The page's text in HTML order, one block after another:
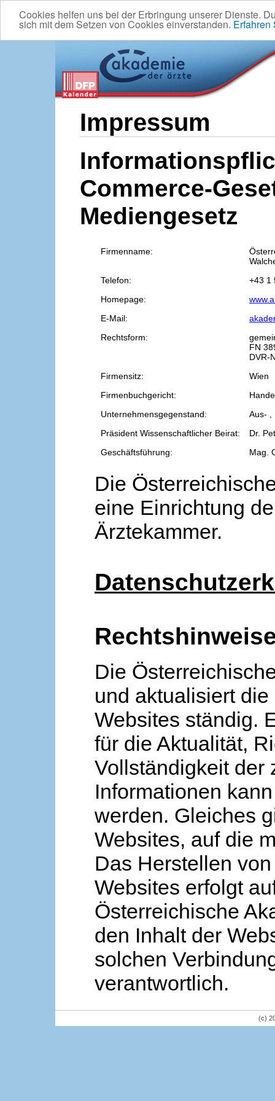
Cookies helfen uns bei der Erbringung unserer Dienste.
sich mit dem Setzen von Cookies einverstanden. Erfahren
Impressum
Commerce-
Mediengesetz
Firmenname:
Telefon:
+43 1
Homepage:
E-Mail:
Rechtsform:
FN
DVR-
Firmensitz:
Wien
Firmenbuchgericht:
Unternehmensgegenstand:
Aus- ,
Präsident Wissenschaftlicher Beirat:
Dr.
Geschäftsführung:
Mag.
Die
eine Einrichtung
Ärztekammer.
Die
und aktualisiert
Websites ständig.
für die Aktualität,
Vollständigkeit der
Informationen
werden. Gleiches
Websites, auf die
Das Herstellen
Websites erfolgt
Österreichische
den Inhalt der
solchen
verantwortlich.
(c)